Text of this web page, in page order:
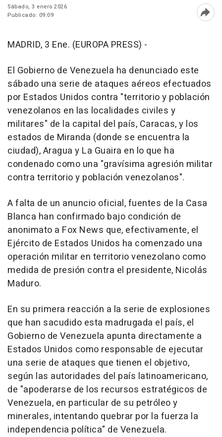
Sábado, 3 enero 2026
Publicado: 09:09
MADRID, 3 Ene. (EUROPA PRESS) -
El Gobierno de Venezuela ha denunciado este
sábado una serie de ataques aéreos efectuados
por Estados Unidos contra "territorio y población
venezolanos en las localidades civiles y
militares" de la capital del país, Caracas, y los
estados de Miranda (donde se encuentra la
ciudad), Aragua y La Guaira en lo que ha
condenado como una "gravísima agresión militar
contra territorio y población venezolanos".
A falta de un anuncio oficial, fuentes de la Casa
Blanca han confirmado bajo condición de
anonimato a Fox News que, efectivamente, el
Ejército de Estados Unidos ha comenzado una
operación militar en territorio venezolano como
medida de presión contra el presidente, Nicolás
Maduro.
En su primera reacción a la serie de explosiones
que han sacudido esta madrugada el país, el
Gobierno de Venezuela apunta directamente a
Estados Unidos como responsable de ejecutar
una serie de ataques que tienen el objetivo,
según las autoridades del país latinoamericano,
de "apoderarse de los recursos estratégicos de
Venezuela, en particular de su petróleo y
minerales, intentando quebrar por la fuerza la
independencia política" de Venezuela.